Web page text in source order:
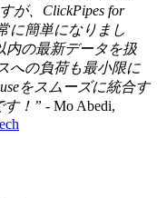
が、ClickPipes for
に簡単になりまし
内の最新データを扱
への負荷も最小限に
をスムーズに統合す
す！” - Mo Abedi,